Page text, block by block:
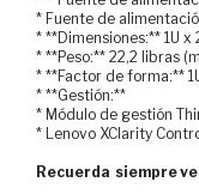
* Fuente de
* **Dimensiones:** 1U
* **Peso:** 22,2 libras
* **Factor de forma:**
* **Gestión:**
* Módulo de gestión
* Lenovo XClarity
Recuerda siempre